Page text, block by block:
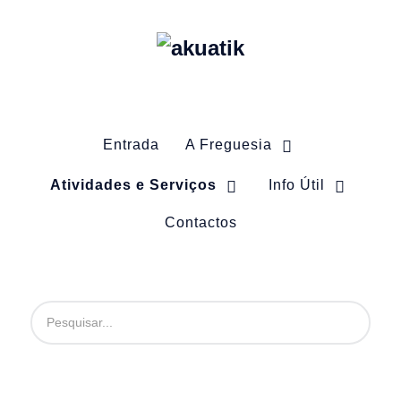
Entrada A Freguesia
Atividades e Serviços Info Útil
Contactos